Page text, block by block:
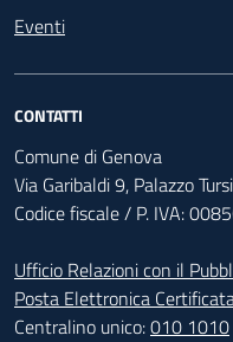
Eventi
CONTATTI
Comune di Genova
Via Garibaldi 9, Palazzo
Codice fiscale / P. IVA:
Ufficio Relazioni con il
Posta Elettronica
Centralino unico:010 1010